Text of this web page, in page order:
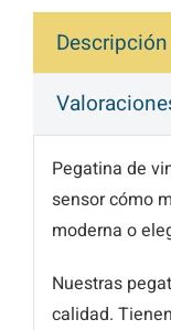
Descripción
Pegatina de
sensor cómo
moderna o
Nuestras
calidad.